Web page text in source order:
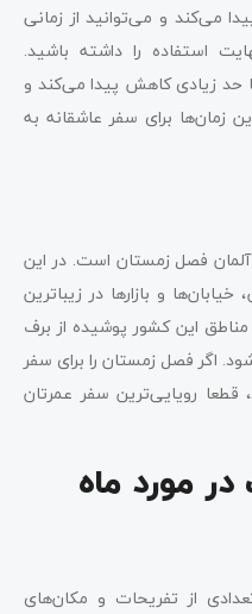
می‌کند و می‌توانید از زمانی
استفاده را داشته باشید.
حد زیادی کاهش پیدا می‌کند و
زمان‌ها برای سفر عاشقانه به
فصل زمستان است. در این
و بازارها در زیباترین
این کشور پوشیده از برف
اگر فصل زمستان را برای سفر
قطعا رویایی‌ترین سفر عمرتان
مورد ماه
از تفریحات و مکان‌های